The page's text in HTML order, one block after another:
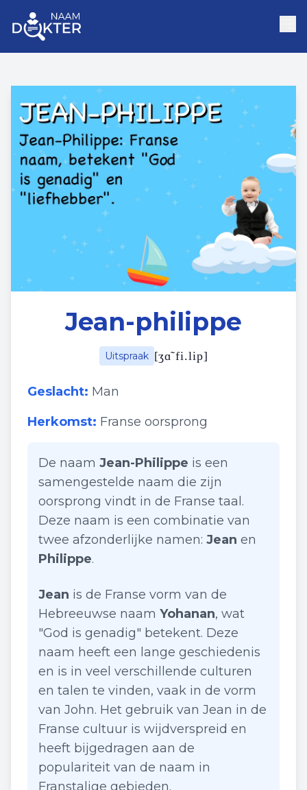
Jean-philippe
Uitspraak [ʒɑ̃ fi.lip]
Geslacht: Man
Herkomst: Franse oorsprong
De naam Jean-Philippe is een
samengestelde naam die zijn
oorsprong vindt in de Franse taal.
Deze naam is een combinatie van
twee afzonderlijke namen: Jean en
Philippe.
Jean is de Franse vorm van de
Hebreeuwse naam Yohanan, wat
"God is genadig" betekent. Deze
naam heeft een lange geschiedenis
en is in veel verschillende culturen
en talen te vinden, vaak in de vorm
van John. Het gebruik van Jean in de
Franse cultuur is wijdverspreid en
heeft bijgedragen aan de
populariteit van de naam in
Franstalige gebieden.